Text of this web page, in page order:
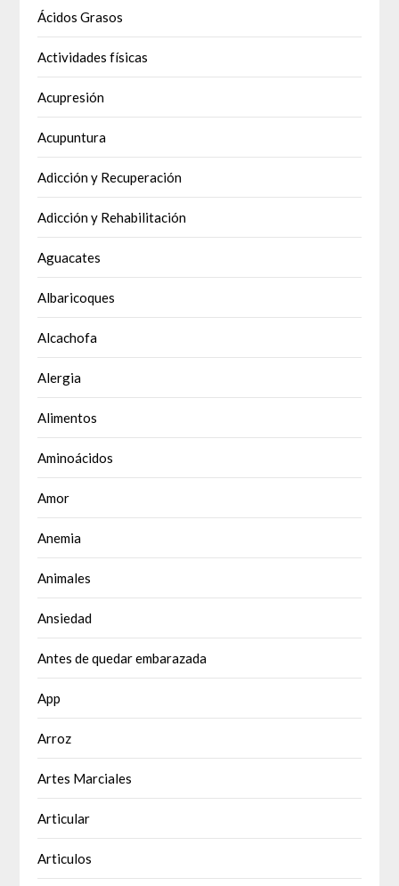
Ácidos Grasos
Actividades físicas
Acupresión
Acupuntura
Adicción y Recuperación
Adicción y Rehabilitación
Aguacates
Albaricoques
Alcachofa
Alergia
Alimentos
Aminoácidos
Amor
Anemia
Animales
Ansiedad
Antes de quedar embarazada
App
Arroz
Artes Marciales
Articular
Articulos